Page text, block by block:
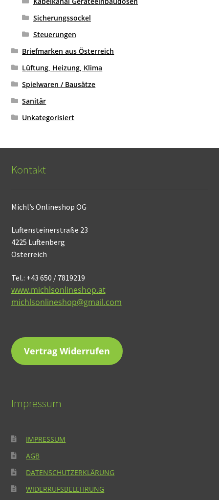
Sicherungssockel
Steuerungen
Briefmarken aus Österreich
Lüftung, Heizung, Klima
Spielwaren / Bausätze
Sanitär
Unkategorisiert
Kontakt
Michl’s Onlineshop OG
Luftensteinerstraße 23
4225 Luftenberg
Österreich
Tel.: +43 650 / 7819219
www.michlsonlineshop.at
michlsonlineshop@gmail.com
Vertrag Widerrufen
Impressum
IMPRESSUM
AGB
DATENSCHUTZERKLÄRUNG
WIDERRUFSBELEHRUNG